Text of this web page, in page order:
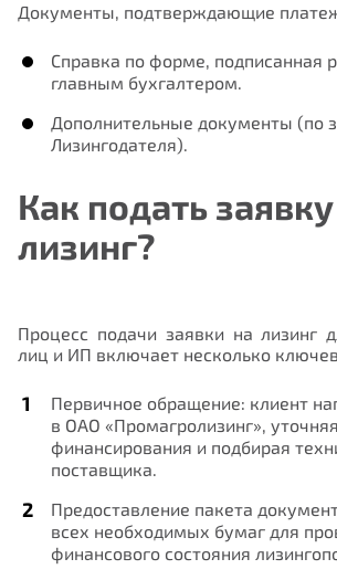
Документы, подтверждающие
Справка по форме, подписанная
главным бухгалтером.
Дополнительные документы (по
Лизингодателя).
Как подать
лизинг?
Процесс подачи заявки на лизинг
лиц и ИП включает несколько
Первичное обращение: клиент
в ОАО «Промагролизинг»,
финансирования и подбирая
поставщика.
Предоставление пакета
всех необходимых бумаг для
финансового состояния
можете отправить
совершенствовании
Запись на прием
ФИО